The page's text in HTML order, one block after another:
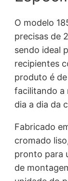
O modelo
precisas de
sendo ideal
recipientes
produto é
facilitando a
dia a dia da
Fabricado
cromado
pronto para
de